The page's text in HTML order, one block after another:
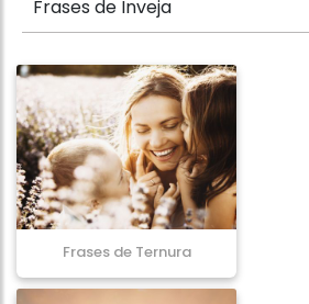
Frases de Inveja
Frases de Ternura